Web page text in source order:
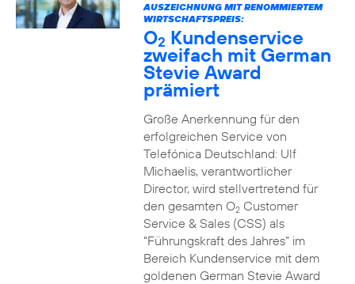
AUSZEICHNUNG MIT RENOMMIERTEM
WIRTSCHAFTSPREIS:
O2 Kundenservice
zweifach mit German
Stevie Award
prämiert
Große Anerkennung für den
erfolgreichen Service von
Telefónica Deutschland: Ulf
Michaelis, verantwortlicher
Director, wird stellvertretend für
den gesamten O2Customer
Service & Sales (CSS) als
“Führungskraft des Jahres” im
Bereich Kundenservice mit dem
goldenen German Stevie Award